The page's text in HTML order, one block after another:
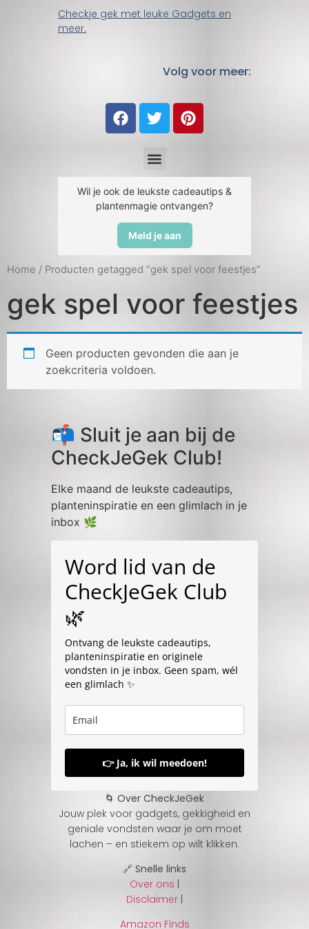
Checkje gek met leuke Gadgets en
meer.
Volg voor meer:
Wil je ook de leukste cadeautips &
plantenmagie ontvangen?
Meld je aan
Home / Producten getagged “gek spel voor feestjes”
gek spel voor feestjes
Geen producten gevonden die aan je
zoekcriteria voldoen.
📬 Sluit je aan bij de
CheckJeGek Club!
Elke maand de leukste cadeautips,
planteninspiratie en een glimlach in je
inbox 🌿
Word lid van de
CheckJeGek Club
🌿
Ontvang de leukste cadeautips,
planteninspiratie en originele
vondsten in je inbox. Geen spam, wél
een glimlach ✨
👉 Ja, ik wil meedoen!
🌀 Over CheckJeGek
Jouw plek voor gadgets, gekkigheid en
geniale vondsten waar je om moet
lachen – en stiekem op wilt klikken.
🔗 Snelle links
Over ons |
Disclaimer |
Amazon Finds